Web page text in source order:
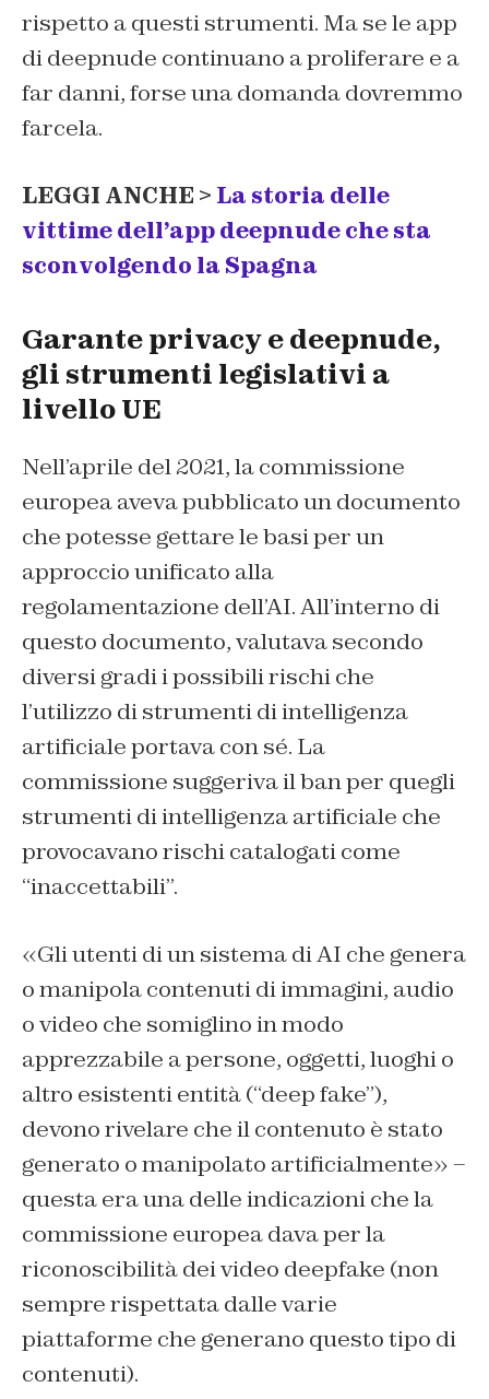
rispetto a questi strumenti. Ma se le app
di deepnude continuano a proliferare e a
far danni, forse una domanda dovremmo
farcela.
LEGGI ANCHE > La storia delle
vittime dell’app deepnude che sta
sconvolgendo la Spagna
Garante privacy e deepnude,
gli strumenti legislativi a
livello UE
Nell’aprile del 2021, la commissione
europea aveva pubblicato un documento
che potesse gettare le basi per un
approccio unificato alla
regolamentazione dell’AI. All’interno di
questo documento, valutava secondo
diversi gradi i possibili rischi che
l’utilizzo di strumenti di intelligenza
artificiale portava con sé. La
commissione suggeriva il ban per quegli
strumenti di intelligenza artificiale che
provocavano rischi catalogati come
“inaccettabili”.
«Gli utenti di un sistema di AI che genera
o manipola contenuti di immagini, audio
o video che somiglino in modo
apprezzabile a persone, oggetti, luoghi o
altro esistenti entità (“deep fake”),
devono rivelare che il contenuto è stato
generato o manipolato artificialmente» –
questa era una delle indicazioni che la
commissione europea dava per la
riconoscibilità dei video deepfake (non
sempre rispettata dalle varie
piattaforme che generano questo tipo di
contenuti).